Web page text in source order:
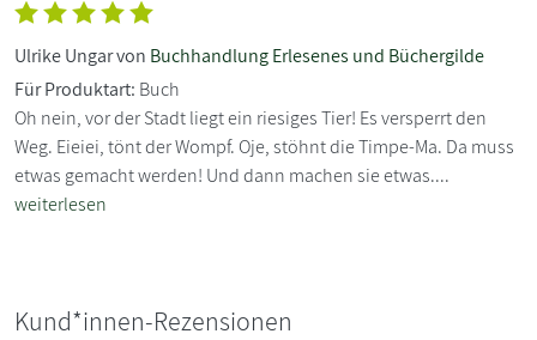
Ulrike Ungar von Buchhandlung Erlesenes und Büchergilde
Für Produktart: Buch
Oh nein, vor der Stadt liegt ein riesiges Tier! Es versperrt den
Weg. Eieiei, tönt der Wompf. Oje, stöhnt die Timpe-Ma. Da muss
etwas gemacht werden! Und dann machen sie etwas....
weiterlesen
Kund*innen-Rezensionen